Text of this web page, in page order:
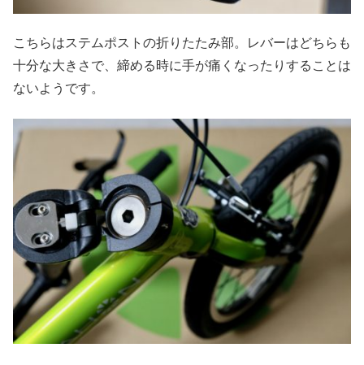
こちらはステムポストの折りたたみ部。レバーはどちらも
十分な大きさで、締める時に手が痛くなったりすることは
ないようです。